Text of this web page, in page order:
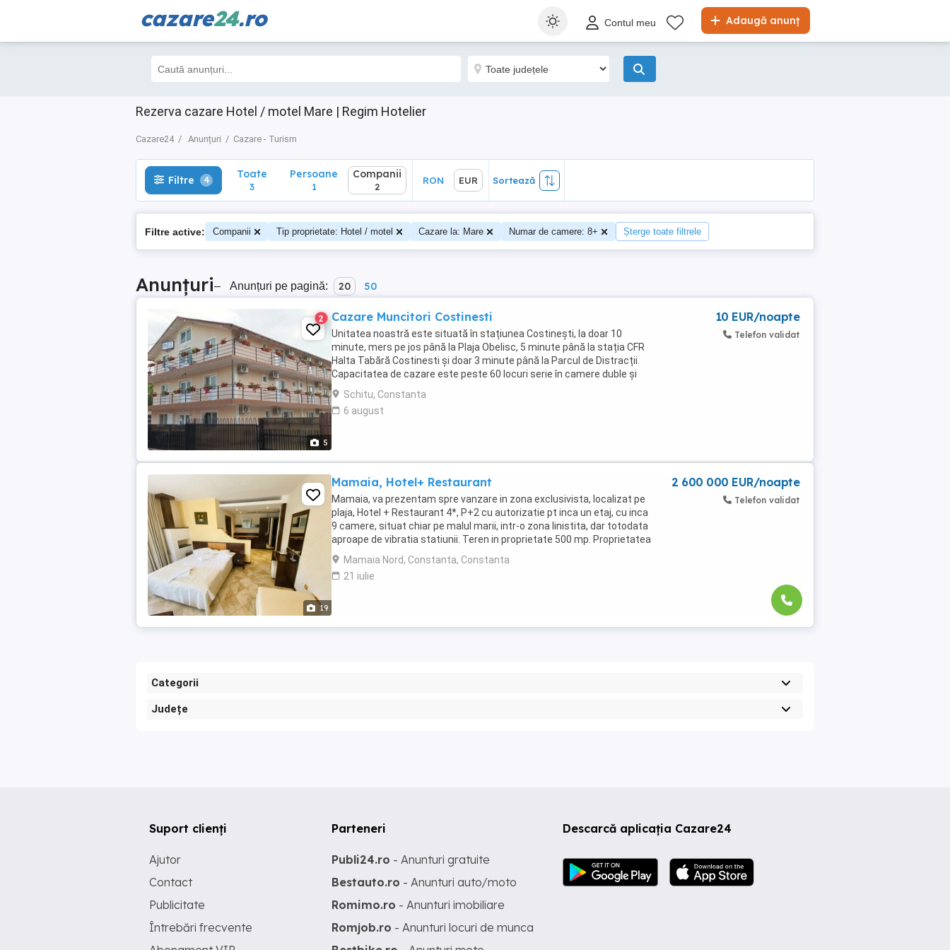
cazare24.ro Adaugă anunț
Contul meu
Rezerva cazare Hotel / motel Mare | Regim Hotelier
Cazare24 Anunțuri Cazare - Turism
Filtre 4 Toate
3
Filtre 4 Toate
3
Persoane
1
Companii
2
RON EUR Sortează
Filtre active: Companii Tip proprietate: Hotel / motel Cazare la: Mare Numar de camere: 8+ Șterge toate filtrele
Anunțuri– Anunțuri pe pagină: 20 50
5
2 Cazare Muncitori Costinesti
Unitatea noastră este situată în stațiunea Costinești, la doar 10
minute, mers pe jos până la Plaja Obelisc, 5 minute până la stația CFR
Halta Tabără Costinesti și doar 3 minute până la Parcul de Distracții.
Capacitatea de cazare este peste 60 locuri serie în camere duble și
camere triple. Locația noastră ...
Schitu, Constanta
6 august
10 EUR/noapte
Telefon validat
19
Mamaia, Hotel+ Restaurant
Mamaia, va prezentam spre vanzare in zona exclusivista, localizat pe
plaja, Hotel + Restaurant 4*, P+2 cu autorizatie pt inca un etaj, cu inca
9 camere, situat chiar pe malul marii, intr-o zona linistita, dar totodata
aproape de vibratia statiunii. Teren in proprietate 500 mp. Proprietatea
dispune ...
Mamaia Nord, Constanta, Constanta
21 iulie
2 600 000 EUR/noapte
Telefon validat
Categorii
Județe
Descarcă aplicația Cazare24
Suport clienți
Ajutor
Contact
Publicitate
Întrebări frecvente
Parteneri
Publi24.ro - Anunturi gratuite
Bestauto.ro - Anunturi auto/moto
Romimo.ro - Anunturi imobiliare
Romjob.ro - Anunturi locuri de munca